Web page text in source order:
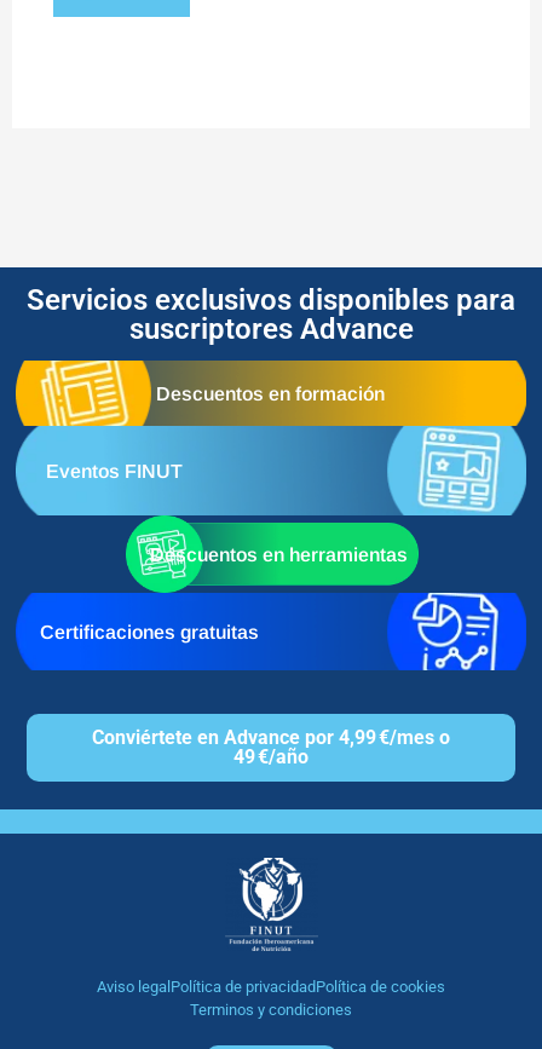
Servicios exclusivos disponibles para
suscriptores Advance
Descuentos en formación
Eventos FINUT
Descuentos en herramientas
Certificaciones gratuitas
Conviértete en Advance por 4,99 €/mes o
49 €/año
Aviso legalPolítica de privacidadPolítica de cookies
Terminos y condiciones